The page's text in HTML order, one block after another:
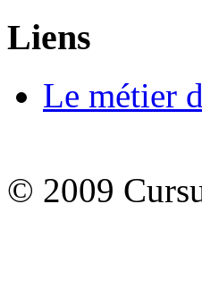
Liens
Le métier
© 2009